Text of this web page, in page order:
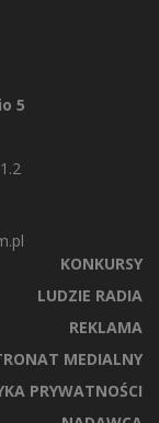
5
KONKURSY
LUDZIE RADIA
REKLAMA
MEDIALNY
PRYWATNOŚCI